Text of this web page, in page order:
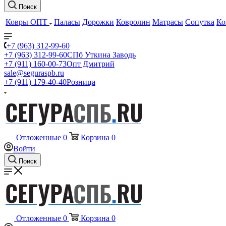
Поиск
Ковры ОПТ Паласы Дорожки Ковролин Матрасы Сопутка
+7 (963) 312-99-60
+7 (963) 312-99-60СПб Уткина Заводь
+7 (911) 160-00-73Опт Дмитрий
sale@seguraspb.ru
+7 (911) 179-40-40Розница
Отложенные 0 Корзина 0
Войти
Поиск
Отложенные 0 Корзина 0